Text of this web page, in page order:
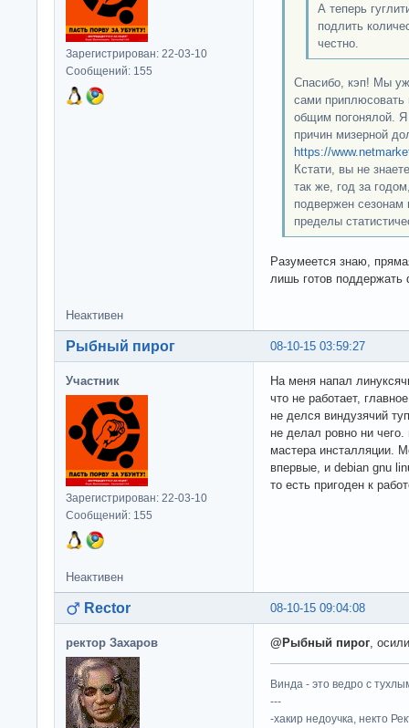
Зарегистрирован: 22-03-10
Сообщений: 155
А теперь
подлить
честно.
Спасибо, кэп! Мы
сами
общим погонялой.
причин мизерной
https://
Кстати, вы не
так же, год за
подвержен сезонам
пределы
Разумеется знаю,
лишь готов поддержать
Неактивен
08-10-15 03:59:27
Рыбный пирог
Участник
Зарегистрирован: 22-03-10
Сообщений: 155
На меня напал
что не работает,
не делся виндузячий
не делал ровно ни
мастера инсталляции.
впервые, и debian gnu
то есть пригоден к
Неактивен
08-10-15 09:04:08
Rector
ректор Захаров @Рыбный пирог ,
Винда - это ведро с
---
-хакир недоучка, некто